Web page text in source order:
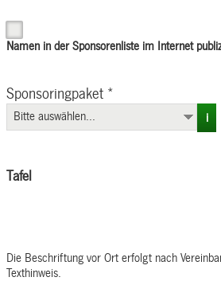
Namen in der Sponsorenliste im Internet
Sponsoringpaket *
i
Tafel
Die Beschriftung vor Ort erfolgt nach
Texthinweis.